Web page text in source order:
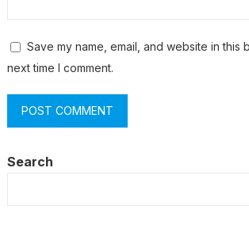
Save my name, email, and website in this
next time I comment.
Search